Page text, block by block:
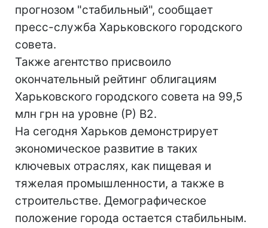
прогнозом "стабильный", сообщает
пресс-служба Харьковского городского
совета.
Также агентство присвоило
окончательный рейтинг облигациям
Харьковского городского совета на 99,5
млн грн на уровне (Р) В2.
На сегодня Харьков демонстрирует
экономическое развитие в таких
ключевых отраслях, как пищевая и
тяжелая промышленности, а также в
строительстве. Демографическое
положение города остается стабильным.